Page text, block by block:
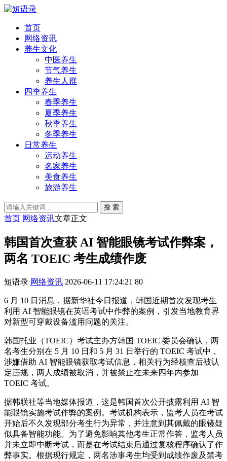
首页
网络资讯
养生文化
中医养生
节气养生
养生人群
四季养生
春季养生
夏季养生
秋季养生
冬季养生
日常养生
运动养生
名家养生
美食养生
旅游养生
搜 索
首页 网络资讯文章正文
韩国首次查获 AI 智能眼镜考试作弊案，
两名 TOEIC 考生成绩作废
短语录 网络资讯 2026-06-11 17:24:21 80
6 月 10 日消息，据新华社今日报道，韩国近期首次发现考生
利用 AI 智能眼镜在英语考试中作弊的案例，引发当地教育界
对新型可穿戴设备滥用问题的关注。
韩国托业（TOEIC）考试主办方韩国 TOEIC 委员会确认，两
名考生分别在 5 月 10 日和 5 月 31 日举行的 TOEIC 考试中，
涉嫌借助 AI 智能眼镜获取考试信息，相关行为经核查后被认
定违规，两人成绩被取消，并被禁止在未来四年内参加
TOEIC 考试。
据韩联社等当地媒体报道，这是韩国首次公开披露利用 AI 智
能眼镜实施考试作弊的案例。考试机构表示，监考人员在考试
开始后不久发现部分考生行为异常，并注意到其佩戴的眼镜疑
似具备智能功能。为了避免影响其他考生正常作答，监考人员
并未立即中断考试，而是在考试结束后通过复核程序确认了作
弊事实。根据现行规定，两名涉事考生均受到成绩作废及禁考